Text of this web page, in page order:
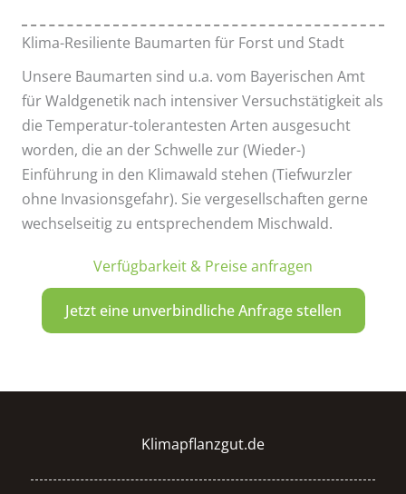
Klima-Resiliente Baumarten für Forst und Stadt
Unsere Baumarten sind u.a. vom Bayerischen Amt
für Waldgenetik nach intensiver Versuchstätigkeit als
die Temperatur-tolerantesten Arten ausgesucht
worden, die an der Schwelle zur (Wieder-)
Einführung in den Klimawald stehen (Tiefwurzler
ohne Invasionsgefahr). Sie vergesellschaften gerne
wechselseitig zu entsprechendem Mischwald.
Verfügbarkeit & Preise anfragen
Jetzt eine unverbindliche Anfrage stellen
Klimapflanzgut.de